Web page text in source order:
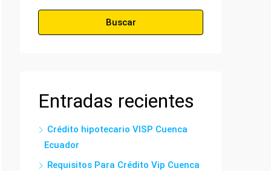
Buscar
Entradas recientes
Crédito hipotecario VISP Cuenca
Ecuador
Requisitos Para Crédito Vip Cuenca